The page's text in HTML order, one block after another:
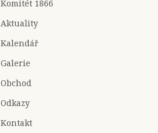
Komitét 1866
Aktuality
Kalendář
Galerie
Obchod
Odkazy
Kontakt